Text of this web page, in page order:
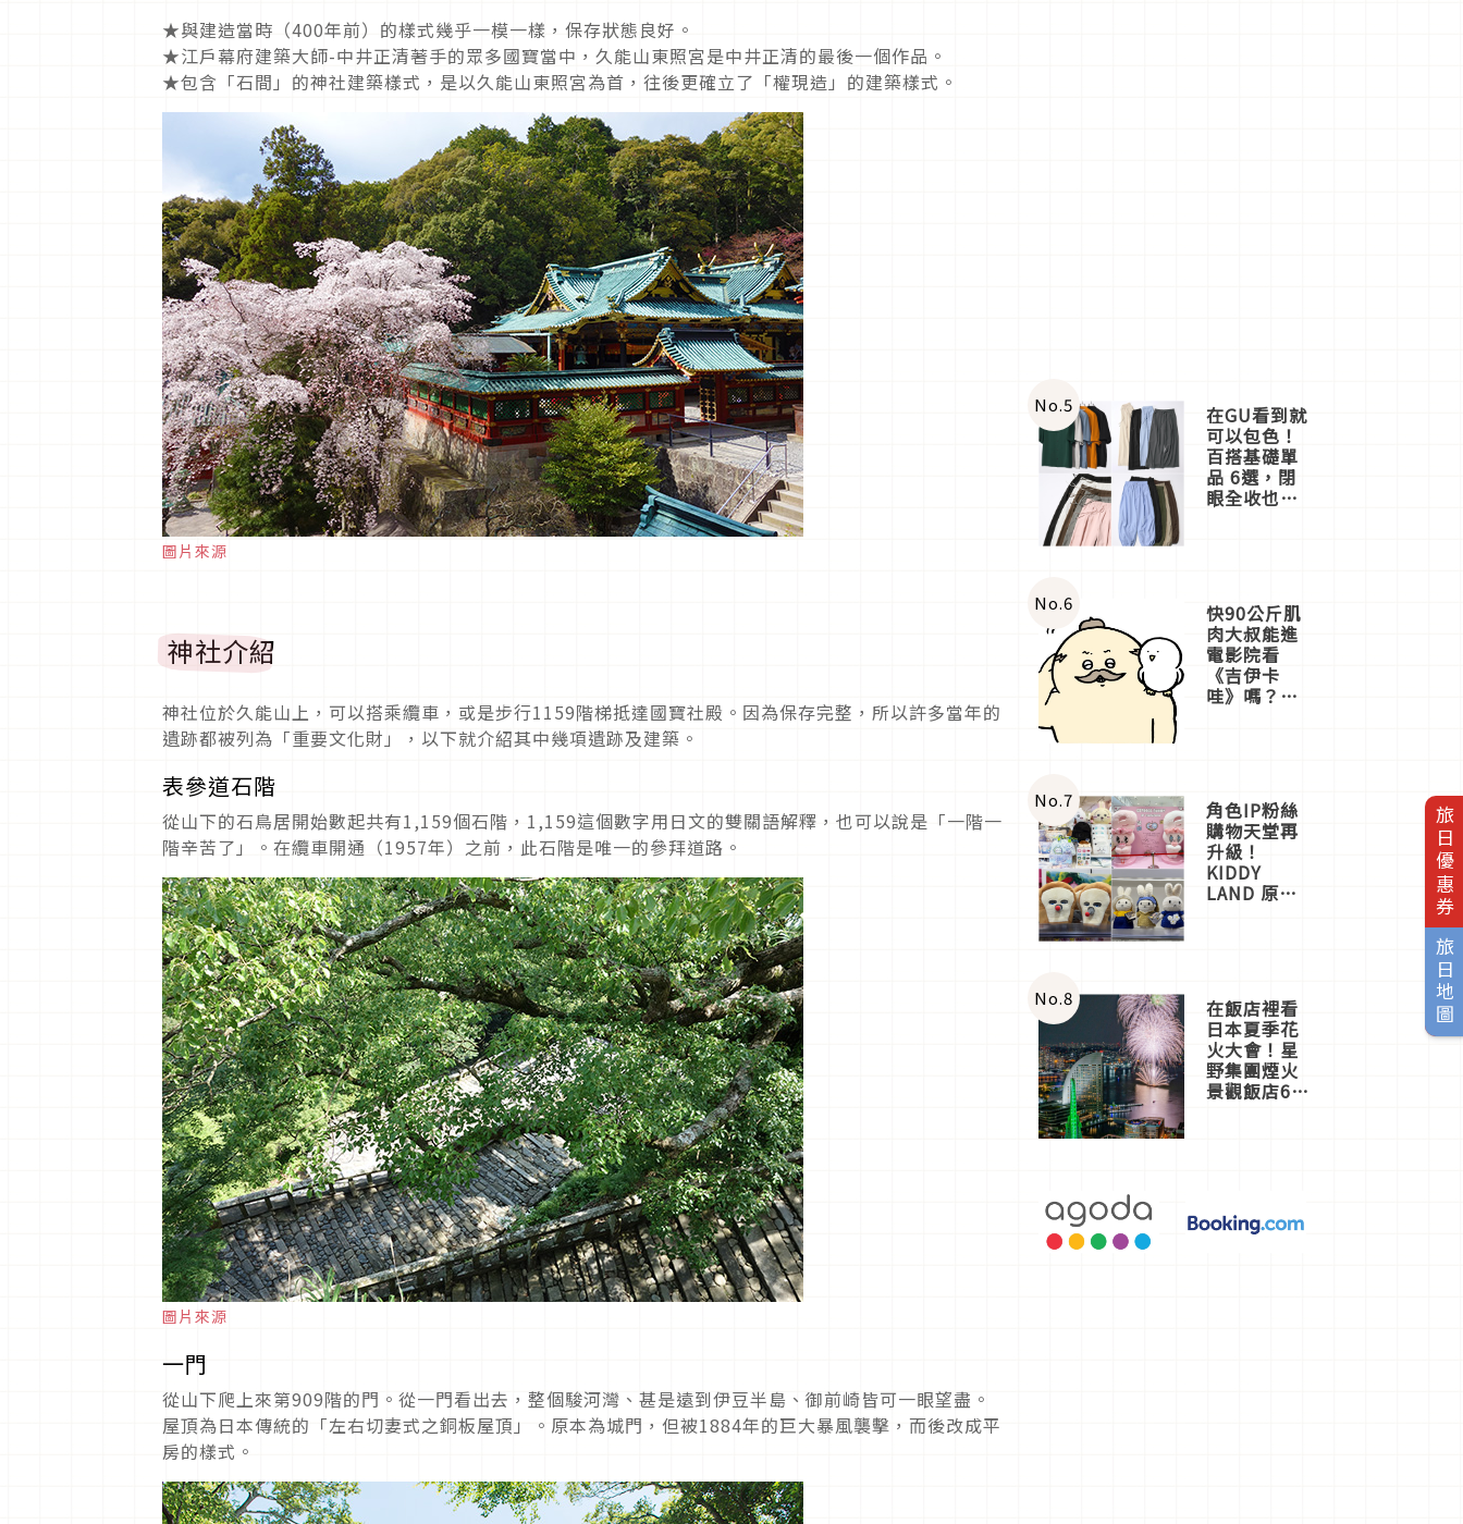
旅日優惠券
旅日地圖
★與建造當時（400年前）的樣式幾乎一模一樣，保存狀態良好。
★江戶幕府建築大師-中井正清著手的眾多國寶當中，久能山東照宮是中井正清的最後一個作品。
★包含「石間」的神社建築樣式，是以久能山東照宮為首，往後更確立了「權現造」的建築樣式。
圖片來源
神社介紹
神社位於久能山上，可以搭乘纜車，或是步行1159階梯抵達國寶社殿。因為保存完整，所以許多當年的
遺跡都被列為「重要文化財」，以下就介紹其中幾項遺跡及建築。
表參道石階
從山下的石鳥居開始數起共有1,159個石階，1,159這個數字用日文的雙關語解釋，也可以說是「一階一
階辛苦了」。在纜車開通（1957年）之前，此石階是唯一的參拜道路。
圖片來源
一門
從山下爬上來第909階的門。從一門看出去，整個駿河灣、甚是遠到伊豆半島、御前崎皆可一眼望盡。
屋頂為日本傳統的「左右切妻式之銅板屋頂」。原本為城門，但被1884年的巨大暴風襲擊，而後改成平
房的樣式。
No.5 在GU看到就
可以包色！
百搭基礎單
品 6選，閉
眼全收也不
No.6 快90公斤肌
肉大叔能進
電影院看
《吉伊卡
哇》嗎？日
一同給出了
答案
No.7 角色IP粉絲
購物天堂再
升級！
KIDDY
LAND 原宿
店3分即達
No.8 在飯店裡看
日本夏季花
火大會！星
野集團煙火
景觀飯店6